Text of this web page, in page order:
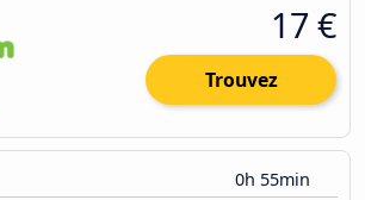
17 €
Trouvez
0h 55min